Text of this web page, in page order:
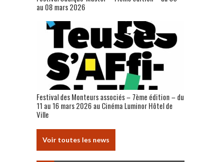
au 08 mars 2026
Festival des Monteurs associés – 7ème édition – du
11 au 16 mars 2026 au Cinéma Luminor Hôtel de
Ville
Voir toutes les news